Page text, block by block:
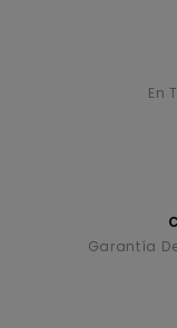
En
Garantía